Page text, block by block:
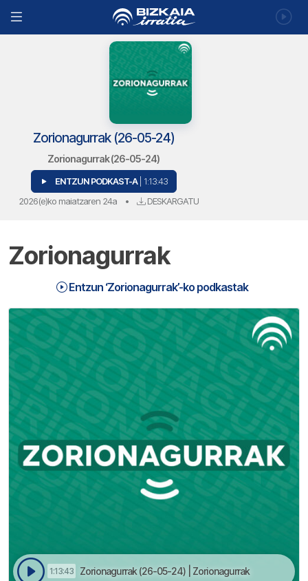
Zorionagurrak (26-05-24)
Zorionagurrak (26-05-24)
ENTZUN PODKAST-A | 1:13:43
2026(e)ko maiatzaren 24a • DESKARGATU
Zorionagurrak
Entzun ‘Zorionagurrak’-ko podkastak
1:13:43 Zorionagurrak (26-05-24) | Zorionagurrak